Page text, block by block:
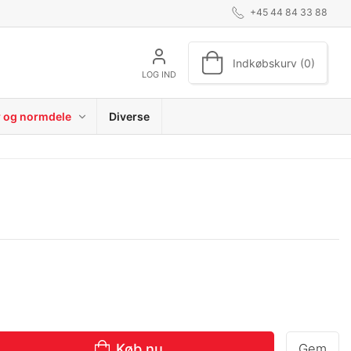
+45 44 84 33 88
LOG IND
Indkøbskurv (0)
normdele Diverse